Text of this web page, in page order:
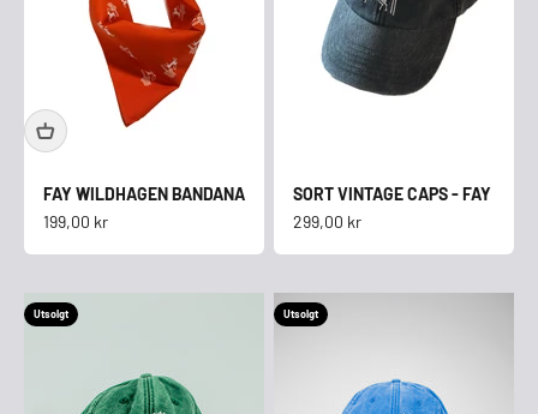
FAY WILDHAGEN BANDANA
Salgspris
199,00 kr
SORT VINTAGE CAPS - FAY
Salgspris
299,00 kr
Utsolgt Utsolgt